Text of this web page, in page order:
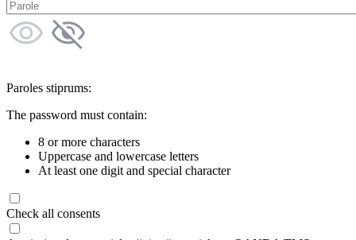
Paroles stiprums:
The password must contain:
8 or more characters
Uppercase and lowercase letters
At least one digit and special character
Check all consents